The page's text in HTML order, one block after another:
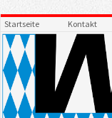
Startseite Kontakt